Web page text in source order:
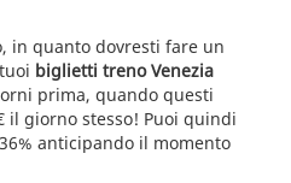
in quanto dovresti fare un
biglietti treno Venezia
prima, quando questi
il giorno stesso! Puoi quindi
anticipando il momento